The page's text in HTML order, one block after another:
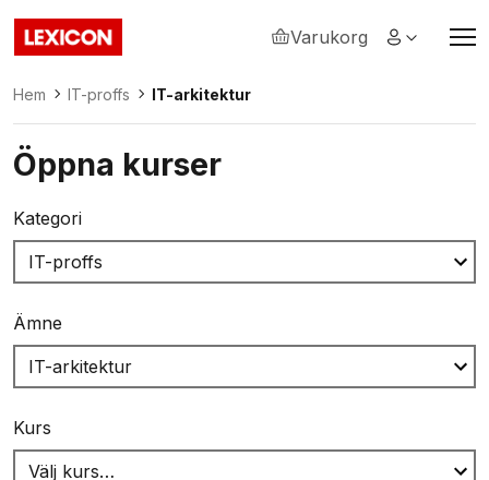
Lexicon
Varukorg
Hem IT-proffs IT-arkitektur
Öppna kurser
Kategori
Ämne
Kurs